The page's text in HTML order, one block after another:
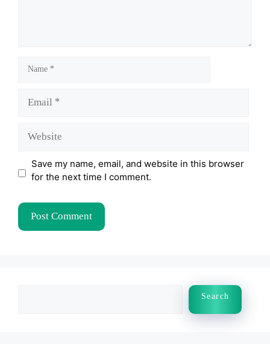
Name
Email
Website
Save my name, email, and website in this browser
for the next time I comment.
Search